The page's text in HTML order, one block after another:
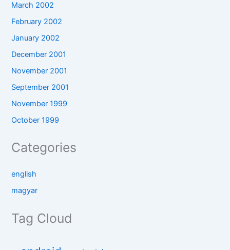
March 2002
February 2002
January 2002
December 2001
November 2001
September 2001
November 1999
October 1999
Categories
english
magyar
Tag Cloud